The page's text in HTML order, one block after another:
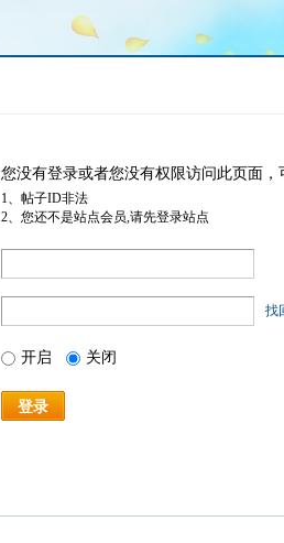
您没有登录或者您没有权限访问此页面
1、帖子ID非法
2、您还不是站点会员,请先登录站点
找
开启 关闭
登录